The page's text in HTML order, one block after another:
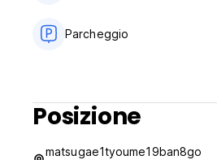
Parcheggio
Posizione
matsugae1tyoume19ban8go